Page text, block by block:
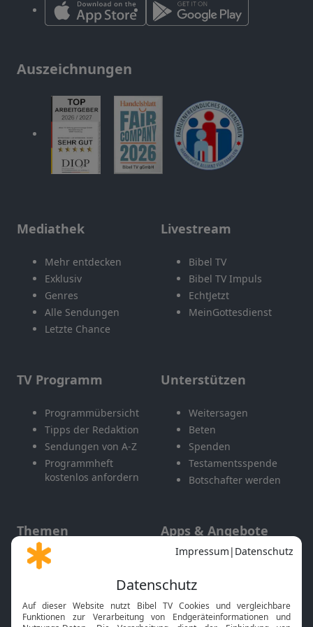
Auszeichnungen
Mediathek
Mehr entdecken
Exklusiv
Genres
Alle Sendungen
Letzte Chance
Livestream
Bibel TV
Bibel TV Impuls
EchtJetzt
MeinGottesdienst
TV Programm
Programmübersicht
Tipps der Redaktion
Sendungen von A-Z
Programmheft
kostenlos anfordern
Unterstützen
Weitersagen
Beten
Spenden
Testamentsspende
Botschafter werden
Themen
Gott und Bibel erklärt
Neuigkeiten
Apps & Angebote
Mobile App
Smart TV